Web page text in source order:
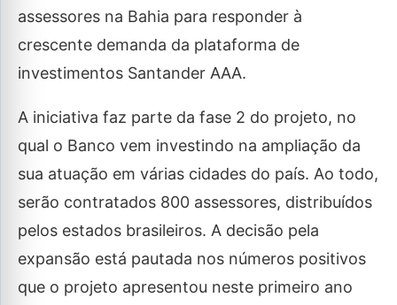
assessores na Bahia para responder à
crescente demanda da plataforma de
investimentos Santander AAA.
A iniciativa faz parte da fase 2 do projeto, no
qual o Banco vem investindo na ampliação da
sua atuação em várias cidades do país. Ao todo,
serão contratados 800 assessores, distribuídos
pelos estados brasileiros. A decisão pela
expansão está pautada nos números positivos
que o projeto apresentou neste primeiro ano